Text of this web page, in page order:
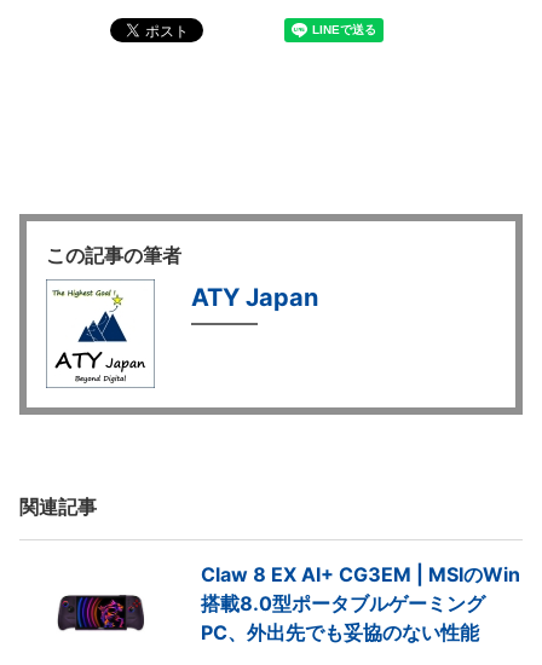
この記事の筆者
ATY Japan
関連記事
Claw 8 EX AI+ CG3EM | MSIのWin
搭載8.0型ポータブルゲーミング
PC、外出先でも妥協のない性能